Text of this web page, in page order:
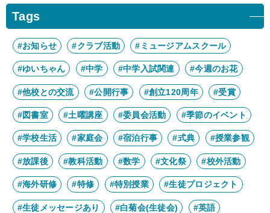
2月
1月
4月
3月
2月
1月
Tags
#お知らせ #クラブ活動 #ミュージアムスクール
#ゆいちゃん #中学 #中学入試関連 #今週のお花
#他校との交流 #公開行事 #創立120周年 #受賞
#図書室 #土曜講座 #委員会活動 #季節のイベント
#学校生活 #家庭会 #宿泊行事 #式典 #授業参観
#放課後 #教科活動 #数学 #文化祭 #校外活動
#海外研修 #特修 #特別授業 #生徒プロジェクト
#生徒メッセージあり #白菊会(生徒会) #英語